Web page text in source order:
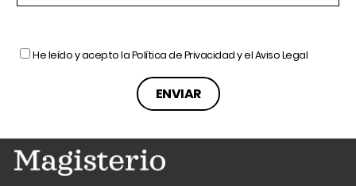
He leído y acepto laPolítica de Privacidady elAviso Legal